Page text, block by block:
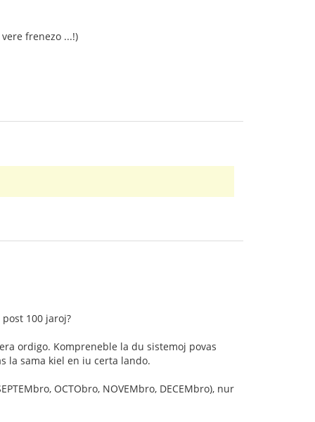
frenezo ...!)
100 jaroj?
ordigo. Kompreneble la du sistemoj povas
la sama kiel en iu certa lando.
OCTObro, NOVEMbro, DECEMbro), nur